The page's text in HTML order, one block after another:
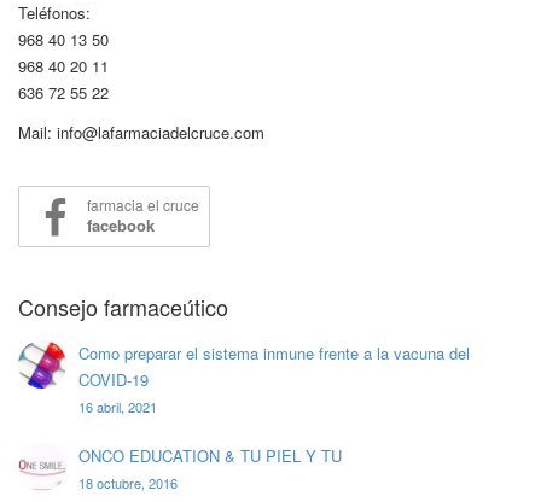
Teléfonos:
968 40 13 50
968 40 20 11
636 72 55 22
Mail: info@lafarmaciadelcruce.com
farmacia el cruce
facebook
Consejo farmaceútico
Como preparar el sistema inmune frente a la vacuna del
COVID-19
16 abril, 2021
ONCO EDUCATION & TU PIEL Y TU
18 octubre, 2016